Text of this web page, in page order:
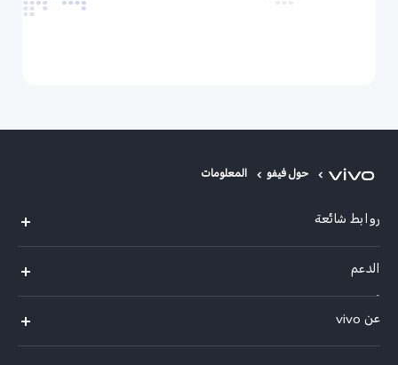
حول فيفو المعلومات
روابط شائعة
Y31d
V70 FE
الدعم
مركز الخدمة
عن vivo